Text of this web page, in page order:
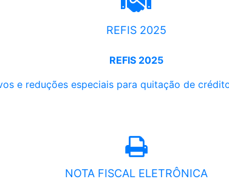
REFIS 2025
REFIS 2025
e reduções especiais para quitação de
NOTA FISCAL ELETRÔNICA